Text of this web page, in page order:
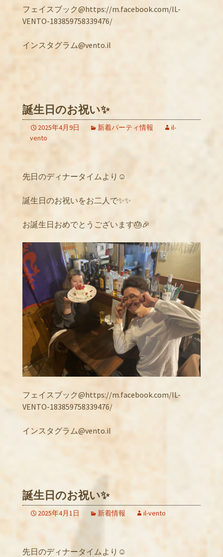
フェイスブック@https://m.facebook.com/IL-
VENTO-183859758339476/
インスタグラム@vento.il
誕生日のお祝い✨
2025年4月9日 新着パーティ情報
il-
vento
先日のディナータイムより☺️
誕生日のお祝いをお二人で✨✨
お誕生日おめでとうございます🎂🎉
フェイスブック@https://m.facebook.com/IL-
VENTO-183859758339476/
インスタグラム@vento.il
誕生日のお祝い✨
2025年4月1日 新着情報 il-vento
先日のディナータイムより☺️